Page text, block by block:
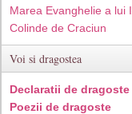
Marea Evanghelie a lui
Colinde de Craciun
Voi si dragostea
Declaratii de dragoste
Poezii de dragoste